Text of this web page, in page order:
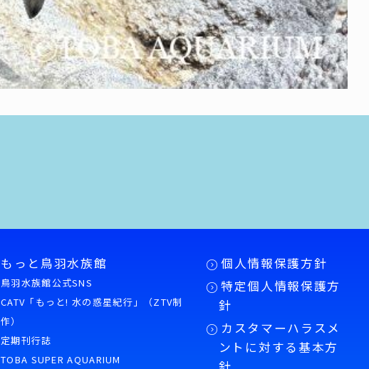
もっと鳥羽水族館
鳥羽水族館公式SNS
CATV「もっと! 水の惑星紀行」（ZTV制
作）
定期刊行誌
TOBA SUPER AQUARIUM
個人情報保護方針
特定個人情報保護方
針
カスタマーハラスメ
ントに対する基本方